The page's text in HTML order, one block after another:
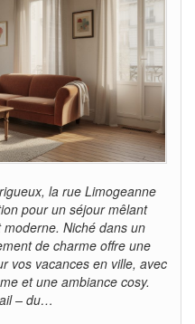
la rue Limogeanne
pour un séjour mêlant
Niché dans un
de charme offre une
vos vacances en ville, avec
et une ambiance cosy.
– du…